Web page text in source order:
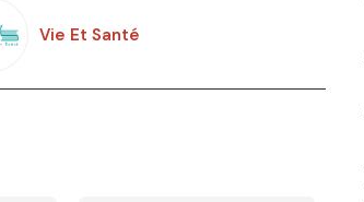
Vie Et Santé